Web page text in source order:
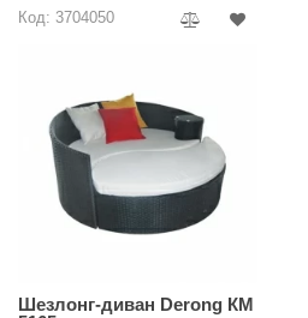
Код: 3704050
Шезлонг-диван Derong КМ